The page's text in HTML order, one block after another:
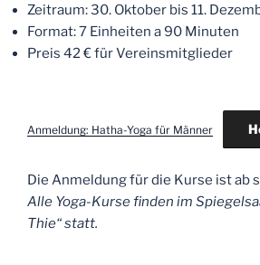
Zeitraum: 30. Oktober bis 11.
Format: 7 Einheiten a 90 Minuten
Preis 42 € für Vereinsmitglieder
Anmeldung: Hatha-Yoga für Männer
Die Anmeldung für die Kurse ist ab
Alle Yoga-Kurse finden im
Thie“ statt.